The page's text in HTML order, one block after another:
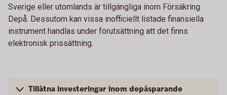
Sverige eller utomlands är tillgängliga inom Försäkring
Depå. Dessutom kan vissa inofficiellt listade finansiella
instrument handlas under förutsättning att det finns
elektronisk prissättning.
Tillåtna investeringar inom depåsparande